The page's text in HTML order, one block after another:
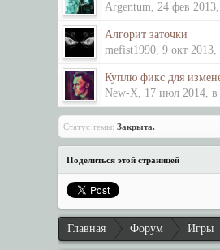
Argentum,24 фев 2013
Алгорит заточки
mefist1990,9 окт 2013,
Куплю фикс для
New-X, 17 июл 2014, в
Статус темы: Закрыта.
Поделиться этой страницей
Главная Форум Игры